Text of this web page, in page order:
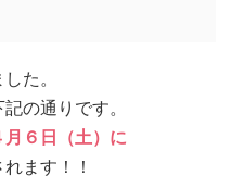
た。
の通りです。
月６日（土）に
れます！！